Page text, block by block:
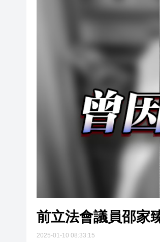
山東26戶省
瀋陽鐵西校
閩粵贛三地
前立法會議員邵家
2025-01-10 08:33:15